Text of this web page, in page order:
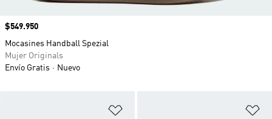
Precio
$549.950
Mocasines Handball Spezial
Mujer Originals
Envío Gratis
Nuevo